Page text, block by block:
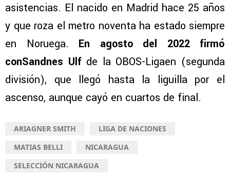
asistencias. El nacido en Madrid hace 25 años
y que roza el metro noventa ha estado siempre
en Noruega. En agosto del 2022 firmó
conSandnes Ulfde la OBOS-Ligaen (segunda
división), que llegó hasta la liguilla por el
ascenso, aunque cayó en cuartos de final.
ARIAGNER SMITH
LIGA DE NACIONES
MATIAS BELLI
NICARAGUA
SELECCIÓN NICARAGUA